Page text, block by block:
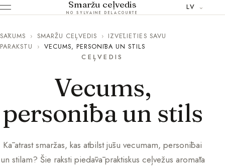
Smaržu ceļvedis
NO SYLVAINE DELACOURTE
LV
SĀKUMS › SMARŽU CEĻVEDIS › IZVĒLIETIES SAVU
PARAKSTU
› VECUMS, PERSONĪBA UN STILS
CEĻVEDIS
Vecums,
personība un stils
Kā atrast smaržas, kas atbilst jūsu vecumam, personībai
un stilam? Šie raksti piedāvā praktiskus ceļvežus aromāta